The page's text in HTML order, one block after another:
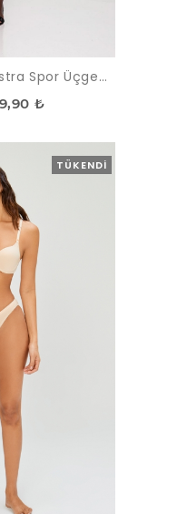
Kadın Gri Desteksiz Ekstra Spor Üçgen Sütyen
₺
TÜKENDI